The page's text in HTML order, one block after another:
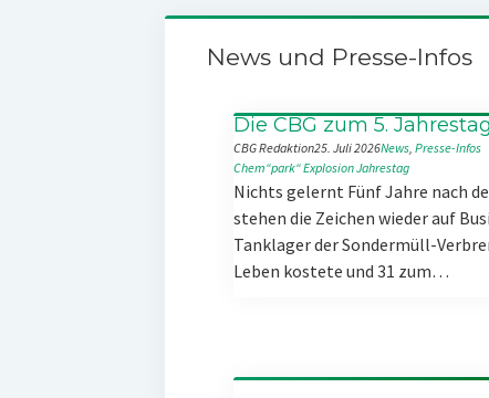
News und Presse-Infos
Die CBG zum 5.
CBG Redaktion25. Juli 2026News, Presse-Infos
Chem“park“ExplosionJahrestag
Nichts gelernt Fünf Jahre nach
stehen die Zeichen wieder auf
Tanklager der Sondermüll-
Leben kostete und 31 zum…